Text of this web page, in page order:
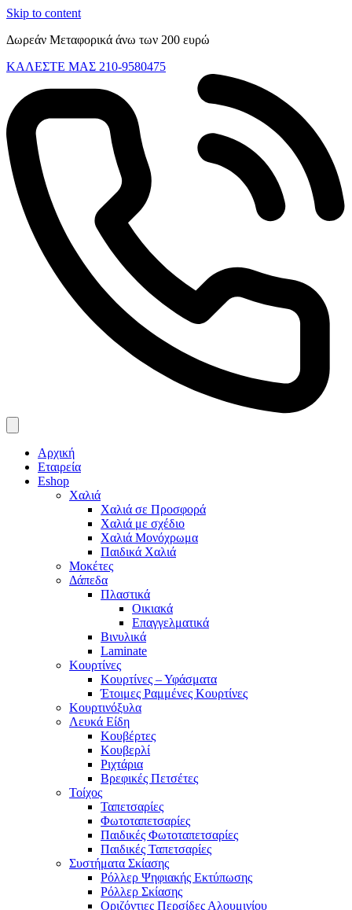
Skip to content
Δωρεάν Μεταφορικά άνω των 200 ευρώ
ΚΑΛΕΣΤΕ ΜΑΣ 210-9580475
Αρχική
Εταιρεία
Eshop
Χαλιά
Χαλιά σε Προσφορά
Χαλιά με σχέδιο
Χαλιά Μονόχρωμα
Παιδικά Χαλιά
Μοκέτες
Δάπεδα
Πλαστικά
Οικιακά
Επαγγελματικά
Βινυλικά
Laminate
Κουρτίνες
Κουρτίνες – Υφάσματα
Έτοιμες Ραμμένες Κουρτίνες
Κουρτινόξυλα
Λευκά Είδη
Κουβέρτες
Κουβερλί
Ριχτάρια
Βρεφικές Πετσέτες
Τοίχος
Ταπετσαρίες
Φωτοταπετσαρίες
Παιδικές Φωτοταπετσαρίες
Παιδικές Ταπετσαρίες
Συστήματα Σκίασης
Ρόλλερ Ψηφιακής Εκτύπωσης
Ρόλλερ Σκίασης
Οριζόντιες Περσίδες Αλουμινίου